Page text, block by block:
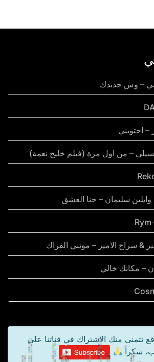
– وش جديدك
– احتويني
– من اول مرة (فيلم خليج نعمة)
سليمان – حنا العشق
& سراج الامير – موتني الفراك
– مكانك خالي
نتمنى منك الاشتراك في قناتنا على
شكراً